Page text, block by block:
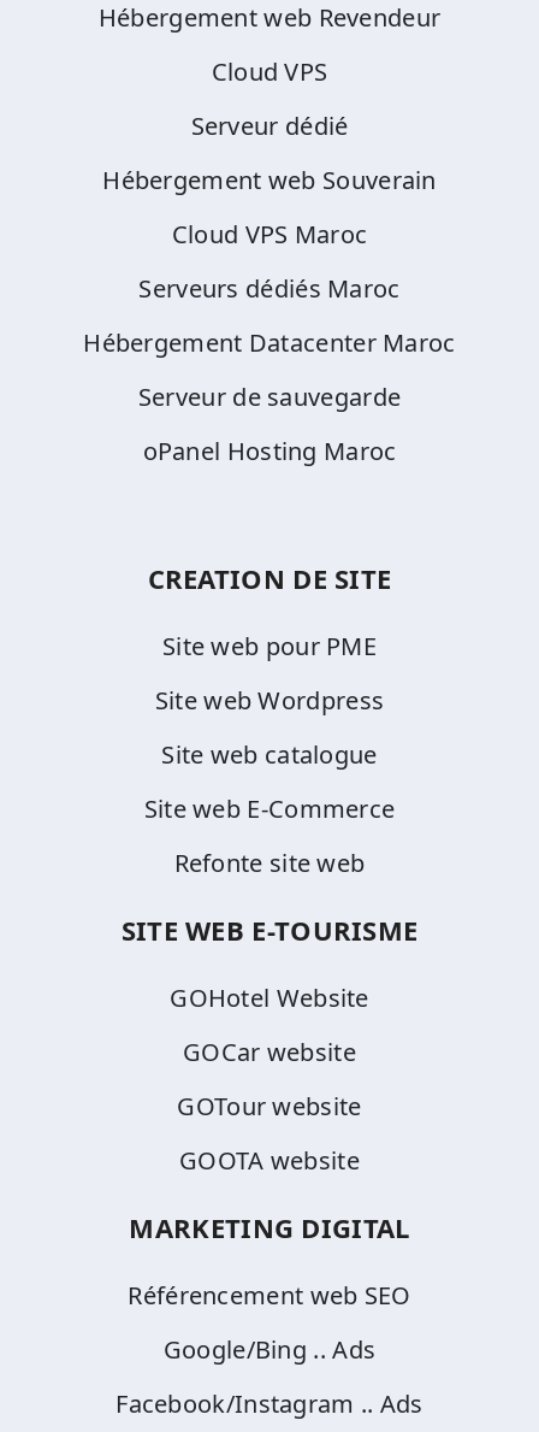
Hébergement web Revendeur
Cloud VPS
Serveur dédié
Hébergement web Souverain
Cloud VPS Maroc
Serveurs dédiés Maroc
Hébergement Datacenter Maroc
Serveur de sauvegarde
oPanel Hosting Maroc
CREATION DE SITE
Site web pour PME
Site web Wordpress
Site web catalogue
Site web E-Commerce
Refonte site web
SITE WEB E-TOURISME
GOHotel Website
GOCar website
GOTour website
GOOTA website
MARKETING DIGITAL
Référencement web SEO
Google/Bing .. Ads
Facebook/Instagram .. Ads